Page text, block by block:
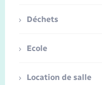
Déchets
Ecole
Location de salle